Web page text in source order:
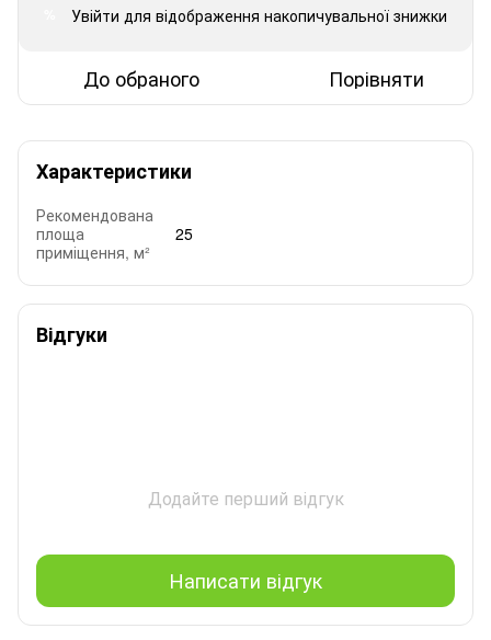
Увійти для відображення накопичувальної знижки
До обраного Порівняти
Характеристики
Рекомендована
площа
приміщення, м²
25
Відгуки
Додайте перший відгук
Написати відгук